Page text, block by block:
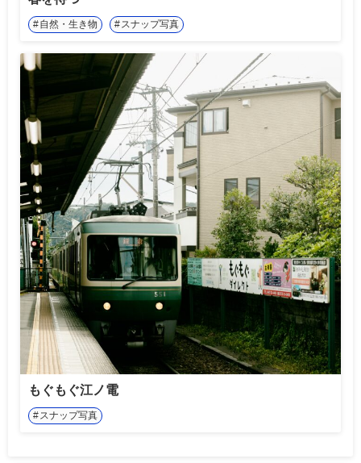
自然・生き物 スナップ写真
もぐもぐ江ノ電
スナップ写真